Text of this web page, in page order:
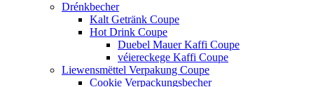
Drénkbecher
Kalt Getränk Coupe
Hot Drink Coupe
Duebel Mauer Kaffi Coupe
véiereckege Kaffi Coupe
Liewensmëttel Verpakung Coupe
Cookie Verpackungsbecher